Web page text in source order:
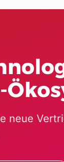
neue